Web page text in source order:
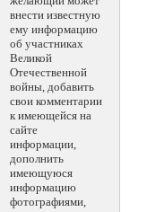
внести известную
ему информацию
об участниках
Великой
Отечественной
войны, добавить
свои комментарии
к имеющейся на
сайте
информации,
дополнить
имеющуюся
информацию
фотографиями,